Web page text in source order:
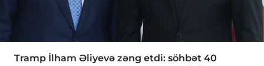
Tramp İlham Əliyevə zəng etdi: söhbət 40